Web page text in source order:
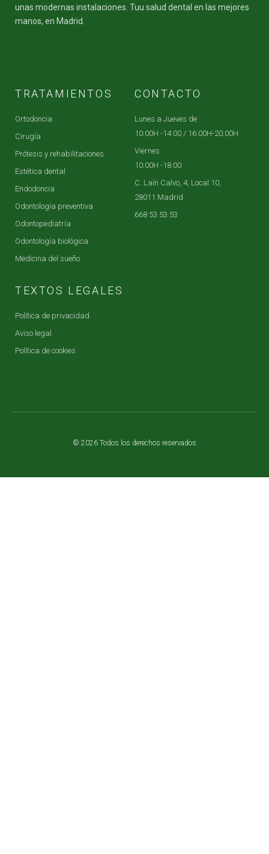
unas modernas instalaciones. Tuu salud dental en las mejores
manos, en Madrid.
TRATAMIENTOS
Ortodoncia
Cirugía
Prótesis y rehabilitaciones
Estética dental
Endodoncia
Odontología preventiva
Odontopediatría
Odontología biológica
Medicina del sueño
CONTACTO
Lunes a Jueves de
10:00H -14:00 / 16:00H-20:00H
Viernes
10:00H -18:00
C. Laín Calvo, 4, Local 10,
28011 Madrid
668 53 53 53
TEXTOS LEGALES
Política de privacidad
Aviso legal
Política de cookies
© 2026 Todos los derechos reservados